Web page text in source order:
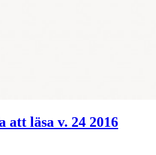
läsa v. 24 2016